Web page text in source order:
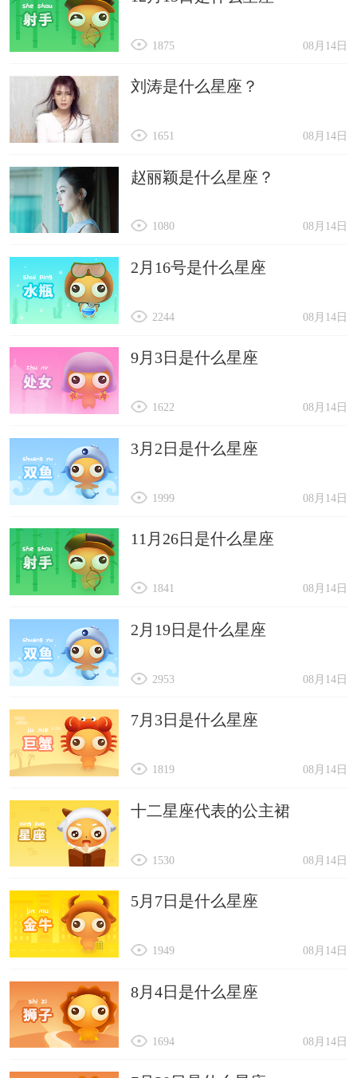
08月14日
1875
刘涛是什么星座？
08月14日
1651
赵丽颖是什么星座？
08月14日
1080
2月16号是什么星座
08月14日
2244
9月3日是什么星座
08月14日
1622
3月2日是什么星座
08月14日
1999
11月26日是什么星座
08月14日
1841
2月19日是什么星座
08月14日
2953
7月3日是什么星座
08月14日
1819
十二星座代表的公主裙
08月14日
1530
5月7日是什么星座
08月14日
1949
8月4日是什么星座
08月14日
1694